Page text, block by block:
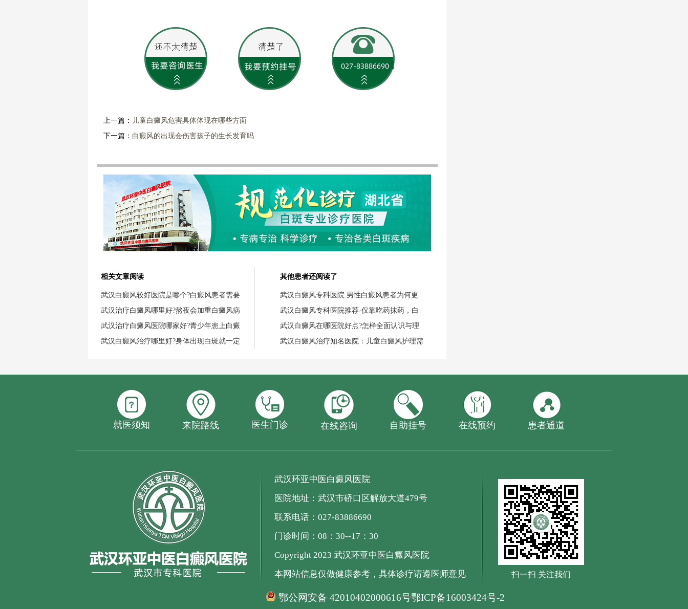
上一篇： 儿童白癜风危害具体体现在哪些方面
下一篇： 白癜风的出现会伤害孩子的生长发育吗
相关文章阅读
武汉白癜风较好医院是哪个?白癜风患者需要
武汉治疗白癜风哪里好?熬夜会加重白癜风病
武汉治疗白癜风医院哪家好?青少年患上白癜
武汉白癜风治疗哪里好?身体出现白斑就一定
其他患者还阅读了
武汉白癜风专科医院:男性白癜风患者为何更
武汉白癜风专科医院推荐-仅靠吃药抹药，白
武汉白癜风在哪医院好点?怎样全面认识与理
武汉白癜风治疗知名医院：儿童白癜风护理需
就医须知 来院路线 医生门诊 在线咨询 自助挂号 在线预约 患者通道
武汉环亚中医白癜风医院
医院地址：武汉市硚口区解放大道479号
联系电话：027-83886690
门诊时间：08：30--17：30
Copyright 2023 武汉环亚中医白癜风医院
本网站信息仅做健康参考，具体诊疗请遵医师意见
扫一扫 关注我们
鄂公网安备 42010402000616号鄂ICP备16003424号-2